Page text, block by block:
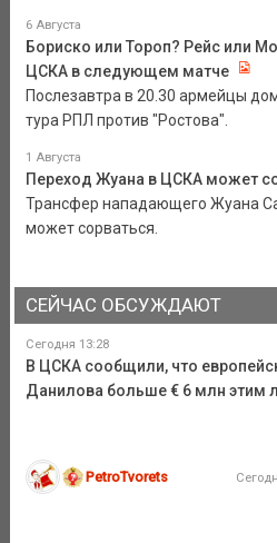
6 Августа
Бориско или Тороп? Рейс или
ЦСКА в следующем матче
Послезавтра в 20.30 армейцы
тура РПЛ против "Ростова".
1 Августа
Переход Жуана в ЦСКА может
Трансфер нападающего Жуана
может сорваться.
СЕЙЧАС ОБСУЖДАЮТ
Сегодня 13:28
В ЦСКА сообщили, что
Данилова больше € 6 млн этим
PetroTvorets